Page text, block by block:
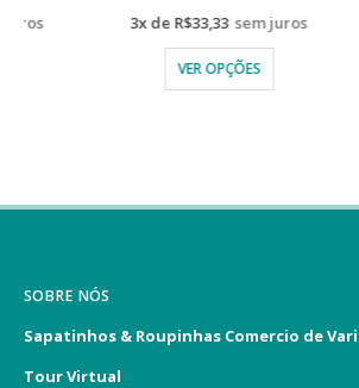
33,33 sem juros
VER OPÇÕES
SOBRE NÓS
Sapatinhos & Roupinhas Comercio de
Tour Virtual